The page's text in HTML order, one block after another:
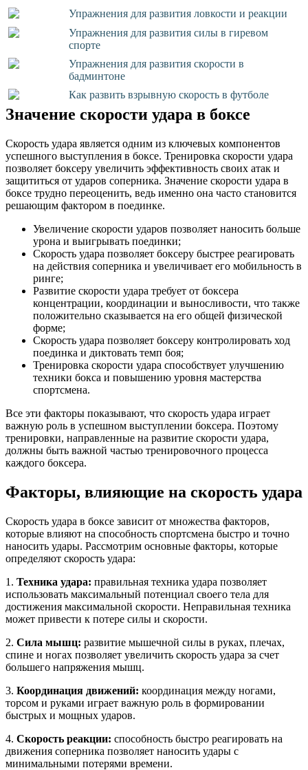
Упражнения для развития ловкости и реакции
Упражнения для развития силы в гиревом
спорте
Упражнения для развития скорости в
бадминтоне
Как развить взрывную скорость в футболе
Значение скорости удара в боксе
Скорость удара является одним из ключевых компонентов
успешного выступления в боксе. Тренировка скорости удара
позволяет боксеру увеличить эффективность своих атак и
защититься от ударов соперника. Значение скорости удара в
боксе трудно переоценить, ведь именно она часто становится
решающим фактором в поединке.
Увеличение скорости ударов позволяет наносить больше
урона и выигрывать поединки;
Скорость удара позволяет боксеру быстрее реагировать
на действия соперника и увеличивает его мобильность в
ринге;
Развитие скорости удара требует от боксера
концентрации, координации и выносливости, что также
положительно сказывается на его общей физической
форме;
Скорость удара позволяет боксеру контролировать ход
поединка и диктовать темп боя;
Тренировка скорости удара способствует улучшению
техники бокса и повышению уровня мастерства
спортсмена.
Все эти факторы показывают, что скорость удара играет
важную роль в успешном выступлении боксера. Поэтому
тренировки, направленные на развитие скорости удара,
должны быть важной частью тренировочного процесса
каждого боксера.
Факторы, влияющие на скорость удара
Скорость удара в боксе зависит от множества факторов,
которые влияют на способность спортсмена быстро и точно
наносить удары. Рассмотрим основные факторы, которые
определяют скорость удара:
1. Техника удара: правильная техника удара позволяет
использовать максимальный потенциал своего тела для
достижения максимальной скорости. Неправильная техника
может привести к потере силы и скорости.
2. Сила мышц: развитие мышечной силы в руках, плечах,
спине и ногах позволяет увеличить скорость удара за счет
большего напряжения мышц.
3. Координация движений: координация между ногами,
торсом и руками играет важную роль в формировании
быстрых и мощных ударов.
4. Скорость реакции: способность быстро реагировать на
движения соперника позволяет наносить удары с
минимальными потерями времени.